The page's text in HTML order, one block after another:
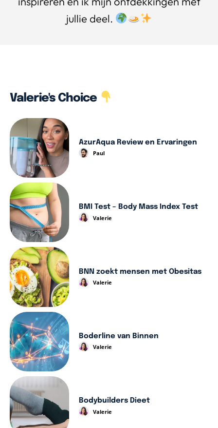
jullie deel.
Valerie's Choice
AzurAqua Review en Ervaringen
Paul
BMI Test – Body Mass Index Test
Valerie
BNN zoekt mensen met Obesitas
Valerie
Boderline van Binnen
Valerie
Bodybuilders Dieet
Valerie